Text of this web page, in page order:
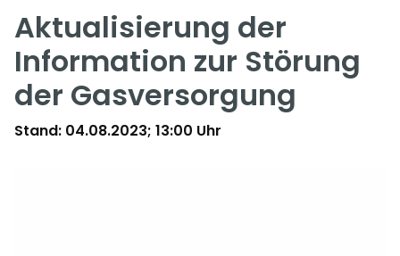
Aktualisierung der
Information zur Störung
der Gasversorgung
Stand: 04.08.2023; 13:00 Uhr